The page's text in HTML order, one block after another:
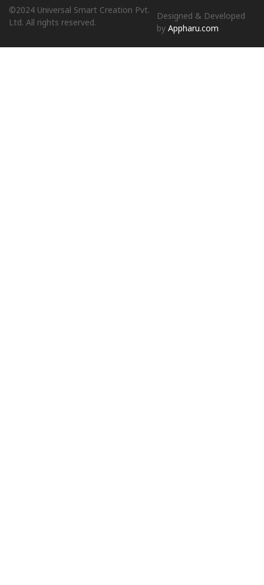
©2024 Universal Smart Creation Pvt.
Ltd. All rights reserved.
Designed & Developed
byAppharu.com